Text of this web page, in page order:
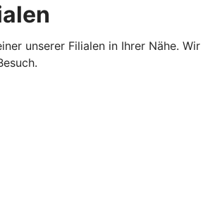
unserer Filialen in Ihrer Nähe. Wir